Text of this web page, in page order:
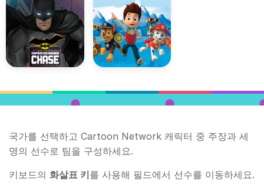
국가를 선택하고 Cartoon Network 캐릭터 중 주장과 세
명의 선수로 팀을 구성하세요.
키보드의 화살표 키를 사용해 필드에서 선수를 이동하세요.